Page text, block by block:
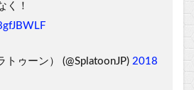
く！
ゥーン） (@SplatoonJP) 2018